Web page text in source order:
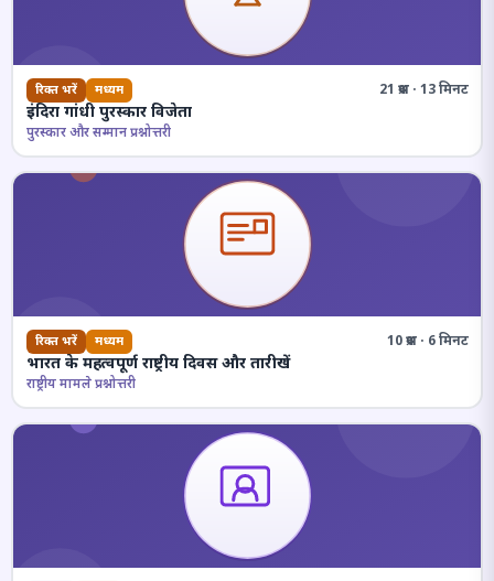
रिक्त भरें मध्यम 21 प्रश्न · 13 मिनट
इंदिरा गांधी पुरस्कार विजेता
पुरस्कार और सम्मान प्रश्नोत्तरी
रिक्त भरें मध्यम 10 प्रश्न · 6 मिनट
भारत के महत्वपूर्ण राष्ट्रीय दिवस और तारीखें
राष्ट्रीय मामले प्रश्नोत्तरी